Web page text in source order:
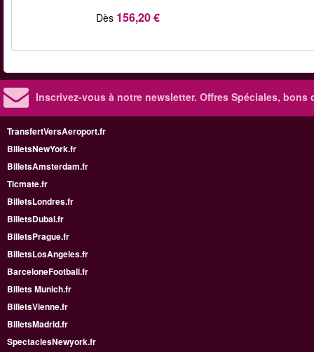
Dès 156,20 €
Inscrivez-vous à notre newsletter. Offres Spéciales, bons
TransfertVersAeroport.fr
BilletsNewYork.fr
BilletsAmsterdam.fr
Ticmate.fr
BilletsLondres.fr
BilletsDubai.fr
BilletsPrague.fr
BilletsLosAngeles.fr
BarceloneFootball.fr
Billets Munich.fr
BilletsVienne.fr
BilletsMadrid.fr
SpectaclesNewyork.fr